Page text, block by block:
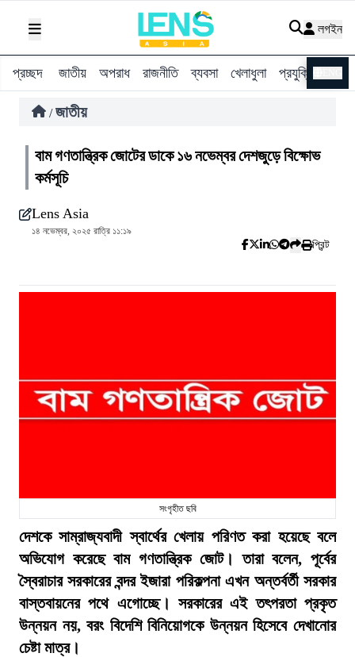
লগইন
প্রচ্ছদ জাতীয় অপরাধ রাজনীতি ব্যবসা খেলাধুলা প্রযুক্তি
/ জাতীয়
বাম গণতান্ত্রিক জোটের ডাকে ১৬ নভেম্বর দেশজুড়ে বিক্ষোভ
কর্মসূচি
Lens Asia
১৪ নভেম্বর, ২০২৫ রাত্রি ১১:১৯
প্রিন্ট
সংগৃহীত ছবি
দেশকে সাম্রাজ্যবাদী স্বার্থের খেলায় পরিণত করা হয়েছে বলে
অভিযোগ করেছে বাম গণতান্ত্রিক জোট। তারা বলেন, পূর্বের
স্বৈরাচার সরকারের বন্দর ইজারা পরিকল্পনা এখন অন্তর্বর্তী সরকার
বাস্তবায়নের পথে এগোচ্ছে। সরকারের এই তৎপরতা প্রকৃত
উন্নয়ন নয়, বরং বিদেশি বিনিয়োগকে উন্নয়ন হিসেবে দেখানোর
চেষ্টা মাত্র।